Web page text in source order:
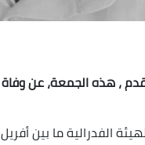
ما بين أفريل 1986 وجويلية 1987 .